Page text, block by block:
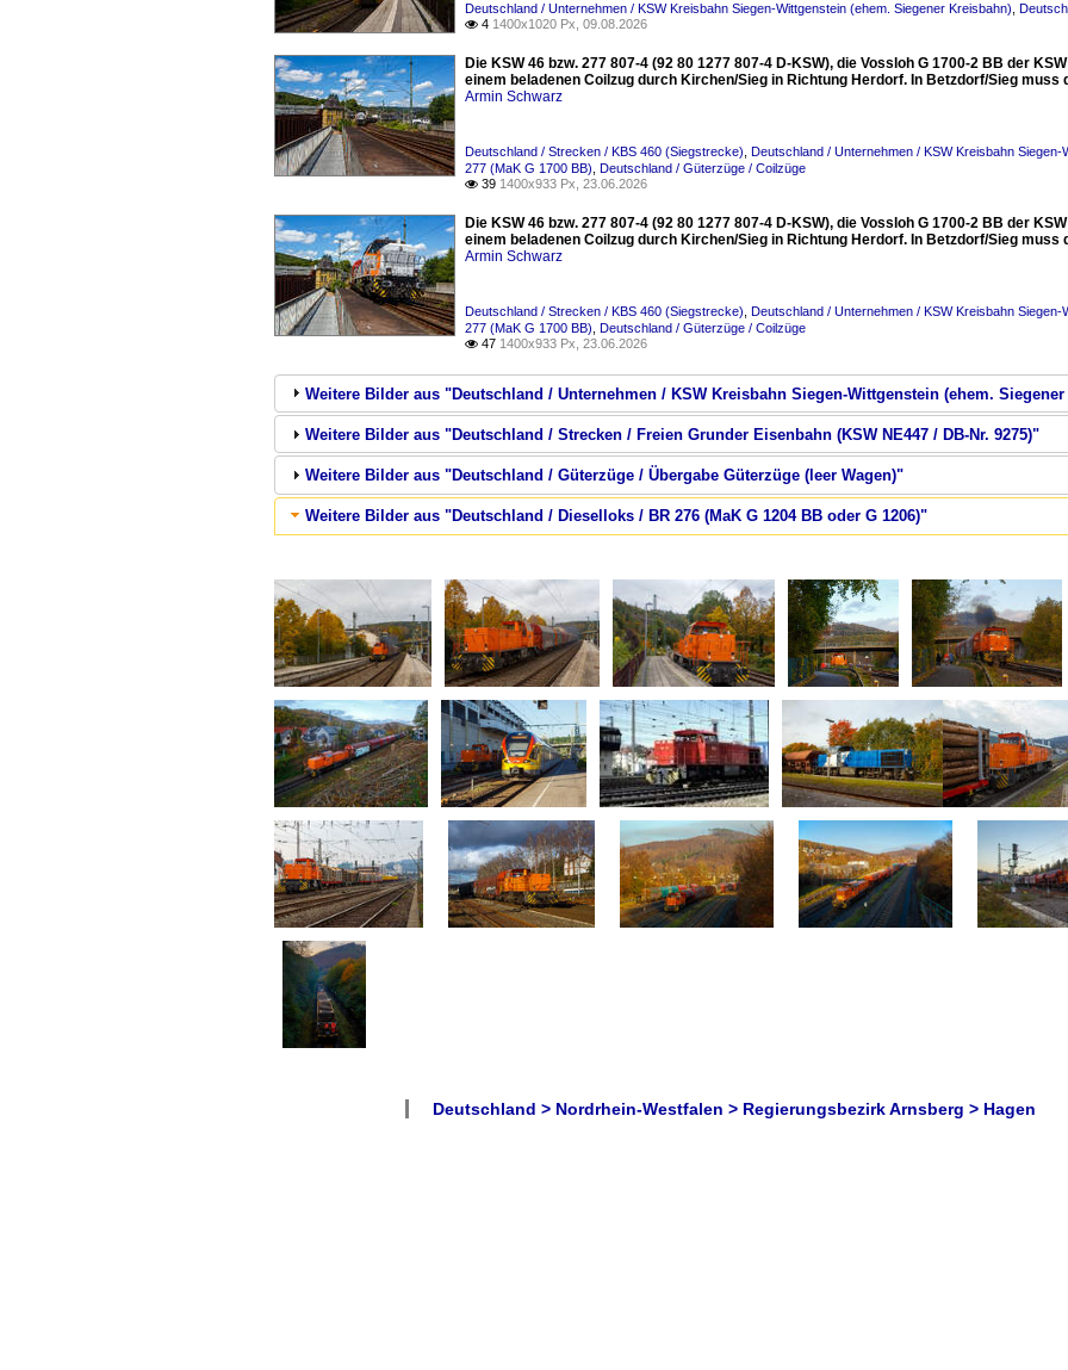
Deutschland / Unternehmen / KSW Kreisbahn Siegen-Wittgenstein (ehem. Siegener Kreisbahn)
 4 1400x1020 Px, 09.08.2026
Die KSW 46 bzw. 277 807-4 (92 80 1277 807-4 D-KSW), die Vossloh G 1700-2 BB der
einem beladenen Coilzug durch Kirchen/Sieg in Richtung Herdorf. In Betzdorf/Sieg
Armin Schwarz
Deutschland / Strecken / KBS 460 (Siegstrecke) Deutschland / Unternehmen / KSW Kreisbahn
277 (MaK G 1700 BB) Deutschland / Güterzüge / Coilzüge
 39 1400x933 Px, 23.06.2026
Die KSW 46 bzw. 277 807-4 (92 80 1277 807-4 D-KSW), die Vossloh G 1700-2 BB der
einem beladenen Coilzug durch Kirchen/Sieg in Richtung Herdorf. In Betzdorf/Sieg
Armin Schwarz
Deutschland / Strecken / KBS 460 (Siegstrecke) Deutschland / Unternehmen / KSW Kreisbahn
277 (MaK G 1700 BB) Deutschland / Güterzüge / Coilzüge
 47 1400x933 Px, 23.06.2026
Weitere Bilder aus "Deutschland / Unternehmen / KSW Kreisbahn Siegen-Wittgenstein (ehem.
Weitere Bilder aus "Deutschland / Strecken / Freien Grunder Eisenbahn (KSW NE447 / DB-Nr. 9275)"
Weitere Bilder aus "Deutschland / Güterzüge / Übergabe Güterzüge (leer Wagen)"
Weitere Bilder aus "Deutschland / Dieselloks / BR 276 (MaK G 1204 BB oder G 1206)"
Deutschland > Nordrhein-Westfalen > Regierungsbezirk Arnsberg > Hagen